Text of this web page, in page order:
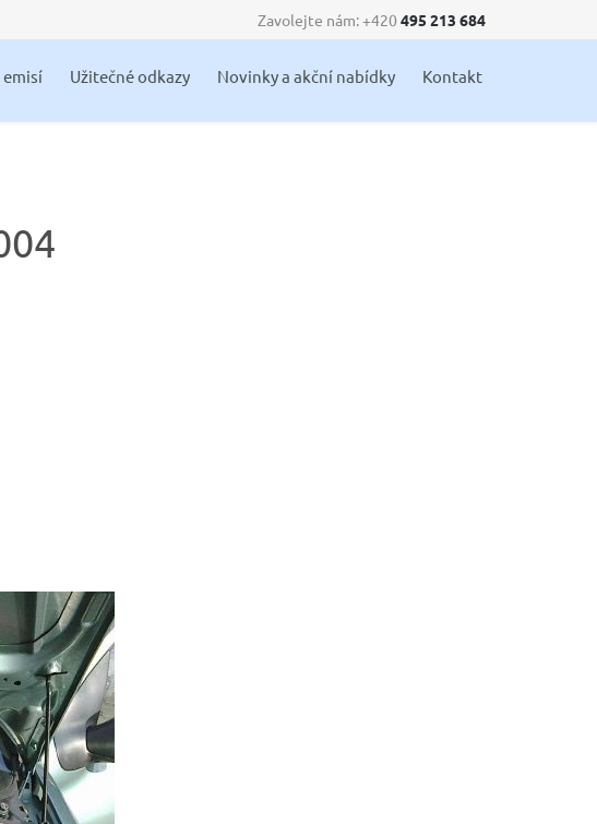
Zavolejte nám: +420 495 213 684
content
Užitečné odkazy Novinky a akční nabídky Kontakt